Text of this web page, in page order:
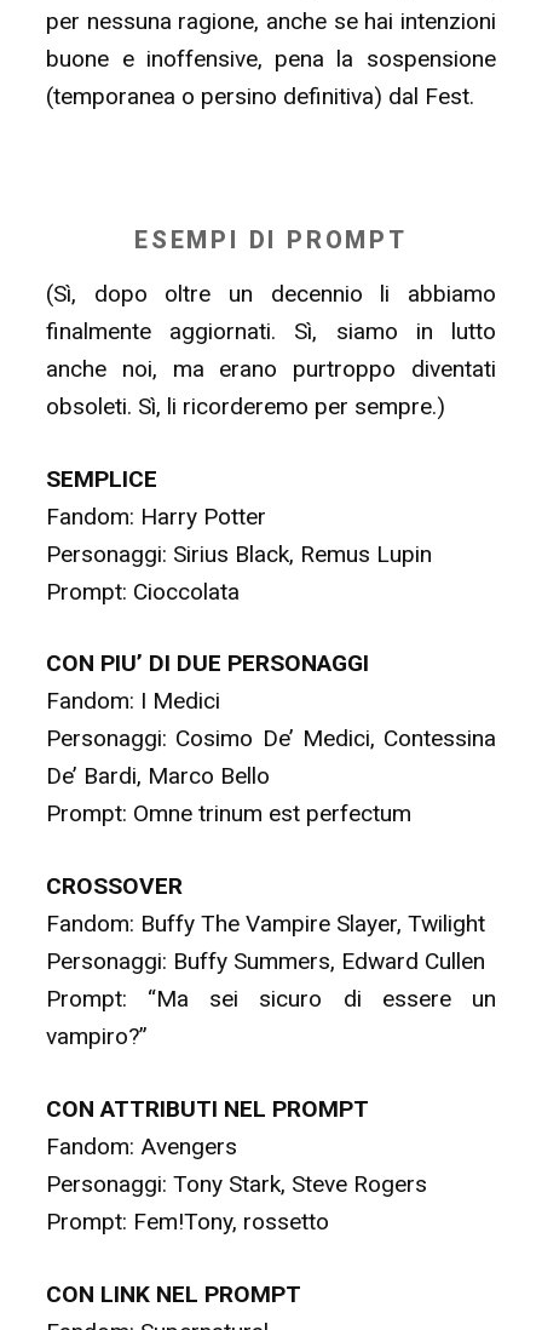
per nessuna ragione, anche se hai intenzioni
buone e inoffensive, pena la sospensione
(temporanea o persino definitiva) dal Fest.
ESEMPI DI PROMPT
(Sì, dopo oltre un decennio li abbiamo
finalmente aggiornati. Sì, siamo in lutto
anche noi, ma erano purtroppo diventati
obsoleti. Sì, li ricorderemo per sempre.)
SEMPLICE
Fandom: Harry Potter
Personaggi: Sirius Black, Remus Lupin
Prompt: Cioccolata
CON PIU’ DI DUE PERSONAGGI
Fandom: I Medici
Personaggi: Cosimo De’ Medici, Contessina
De’ Bardi, Marco Bello
Prompt: Omne trinum est perfectum
CROSSOVER
Fandom: Buffy The Vampire Slayer, Twilight
Personaggi: Buffy Summers, Edward Cullen
Prompt: “Ma sei sicuro di essere un
vampiro?”
CON ATTRIBUTI NEL PROMPT
Fandom: Avengers
Personaggi: Tony Stark, Steve Rogers
Prompt: Fem!Tony, rossetto
CON LINK NEL PROMPT